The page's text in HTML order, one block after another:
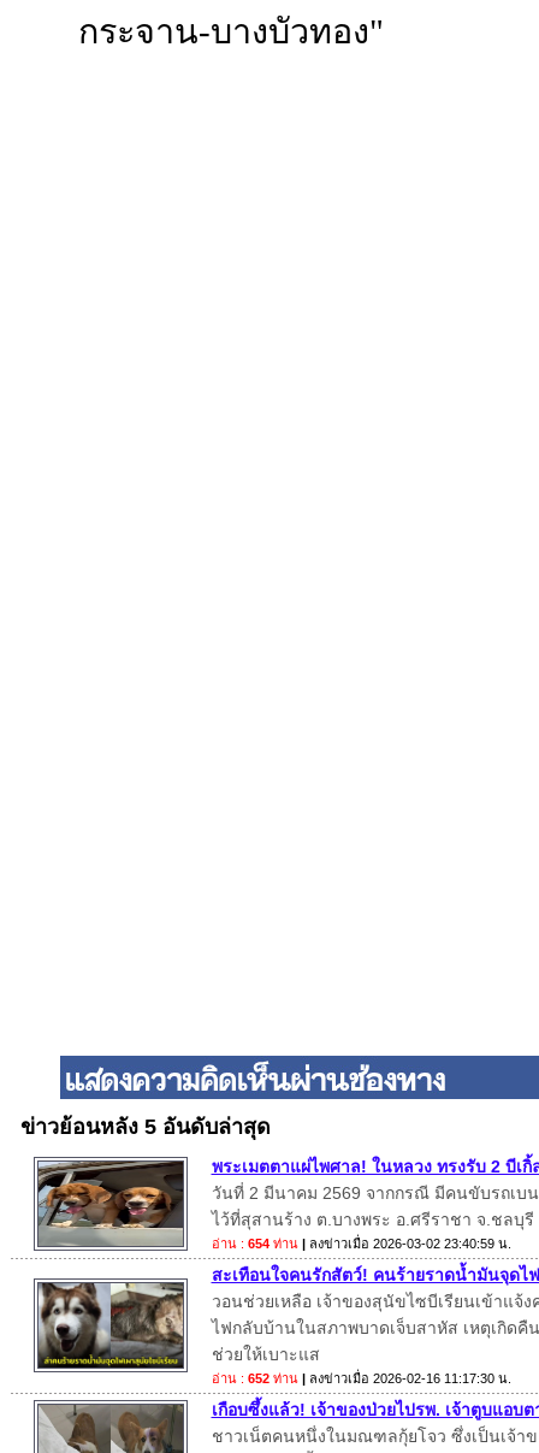
กระจาน-บางบัวทอง"
ข่าวย้อนหลัง 5 อันดับล่าสุด
พระเมตตาแผ่ไพศาล! ในหลวง ทรงรับ 2 บีเ
วันที่ 2 มีนาคม 2569 จากกรณี มีคนขับรถเบ
ไว้ที่สุสานร้าง ต.บางพระ อ.ศรีราชา จ.ชลบุรี
อ่าน : 654ท่าน | ลงข่าวเมื่อ 2026-03-02 23:40:59 น.
สะเทือนใจคนรักสัตว์! คนร้ายราดน้ำมันจุดไ
วอนช่วยเหลือ เจ้าของสุนัขไซบีเรียนเข้าแ
ไฟกลับบ้านในสภาพบาดเจ็บสาหัส เหตุเกิด
ช่วยให้เบาะแส
อ่าน : 652ท่าน | ลงข่าวเมื่อ 2026-02-16 11:17:30 น.
เกือบซึ้งแล้ว! เจ้าของป่วยไปรพ. เจ้าตูบแอบ
ชาวเน็ตคนหนึ่งในมณฑลกุ้ยโจว ซึ่งเป็นเจ้า